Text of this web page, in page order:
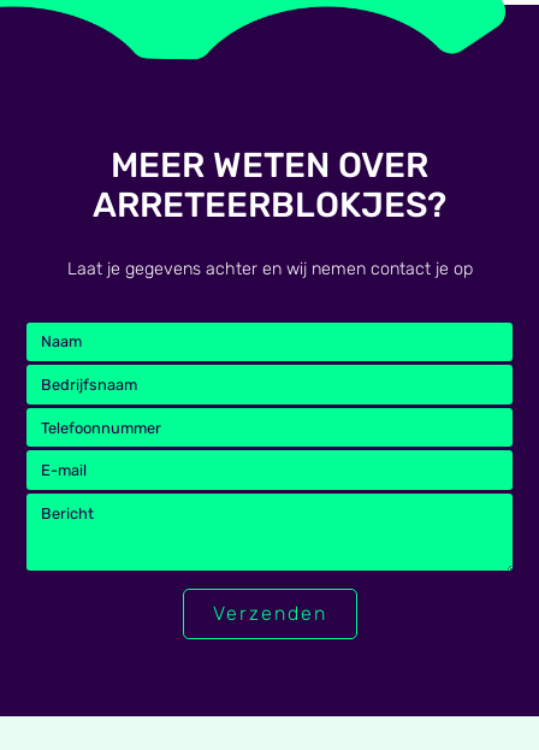
MEER WETEN OVER
ARRETEERBLOKJES?
Laat je gegevens achter en wij nemen contact je op